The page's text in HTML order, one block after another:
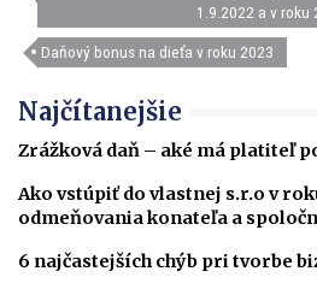
1.9.2022 a v roku
Daňový bonus na dieťa v roku 2023
Najčítanejšie
Zrážková daň – aké má platiteľ
Ako vstúpiť do vlastnej s.r.o v
odmeňovania konateľa a
6 najčastejších chýb pri tvorbe